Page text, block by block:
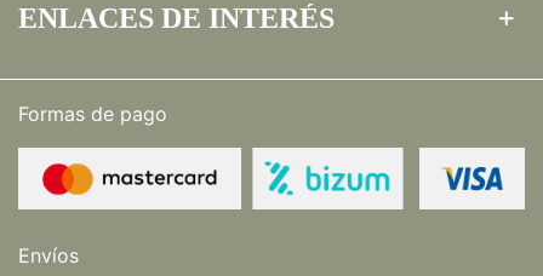
ENLACES DE INTERÉS
Formas de pago
Envíos